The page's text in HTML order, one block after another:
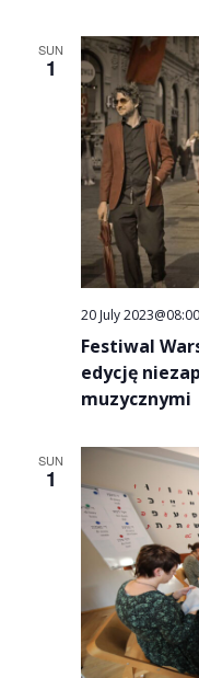
SUN
1
20 July 2023@08:00
Festiwal
edycję
muzycznymi
SUN
1